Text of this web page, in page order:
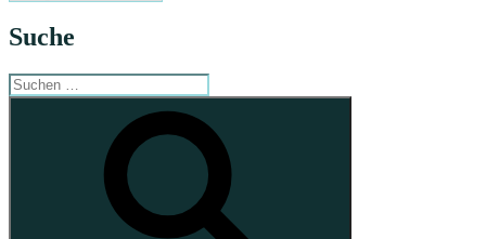
Suche
Suchen
nach: